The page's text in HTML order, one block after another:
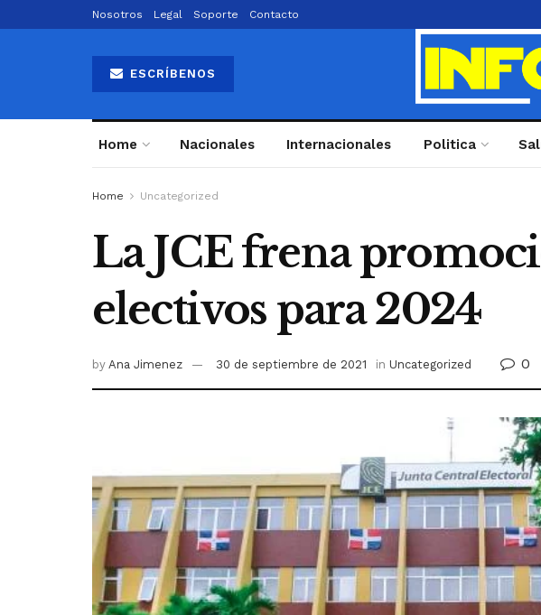
Nosotros Legal Soporte Contacto
ESCRÍBENOS
Home Nacionales Internacionales Politica
Home Uncategorized
La JCE frena
electivos para 2024
by Ana Jimenez 30 de septiembre de 2021 in Uncategorized 0